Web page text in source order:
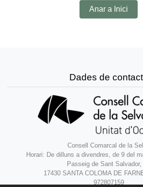
Anar a Inici
Dades de
Consell Comarcal de la
Horari: De dilluns a divendres, de 9 del
Passeig de Sant Salvador,
17430 SANTA COLOMA DE
972807159